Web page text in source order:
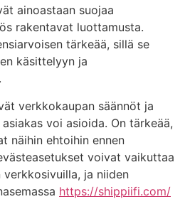
ainoastaan suojaa
rakentavat luottamusta.
tärkeää, sillä se
käsittelyyn ja
verkkokaupan säännöt ja
voi asioida. On tärkeää,
näihin ehtoihin ennen
voivat vaikuttaa
ja niiden
https://shippiifi.com/